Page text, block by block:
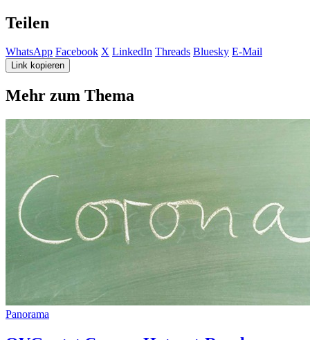
Teilen
WhatsApp Facebook X LinkedIn Threads Bluesky E-Mail
Link kopieren
Mehr zum Thema
Panorama